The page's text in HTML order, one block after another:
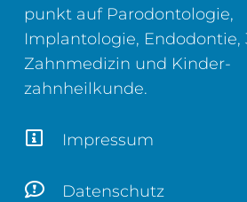
punkt auf Parodontologie,
Implantologie, Endodontie,
Zahn­medizin und Kinder­
zahnheilkunde.
Impressum
Datenschutz